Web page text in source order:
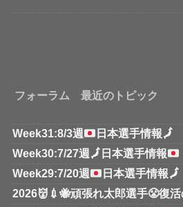
フォーラム 最近のトピック
Week31:8/3週 日本選手情報🗾
Week30:7/27週 🗾 日本選手情報
Week29:7/20週
日本選手情報🗾
2026👹💉🐝頑張れ太郎選手😤復